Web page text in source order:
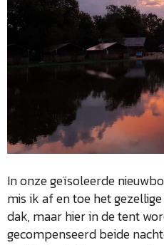
In onze geïsoleerde
mis ik af en toe het
dak, maar hier in de tent
gecompenseerd beide